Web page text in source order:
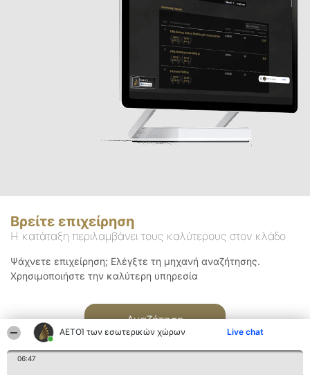
ΑΕΤΟΊ των εσωτερικών χώρων Live chat
06:47
Βρείτε επιχείρηση
Η κατάταξη περιλαμβάνει τους καλύτερους στον κλάδο
Ψάχνετε επιχείρηση; Ελέγξτε τη μηχανή αναζήτησης.
Χρησιμοποιήστε την καλύτερη υπηρεσία
Αναζήτηση